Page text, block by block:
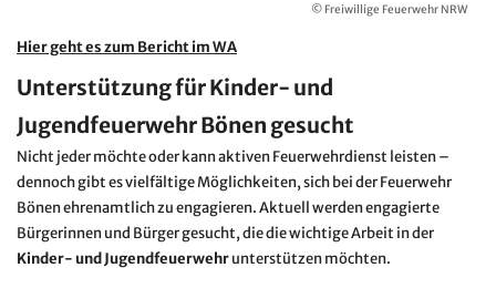
Hier geht es zum Bericht im WA
Unterstützung für Kinder- und
Jugendfeuerwehr Bönen gesucht
Nicht jeder möchte oder kann aktiven Feuerwehrdienst leisten –
dennoch gibt es vielfältige Möglichkeiten, sich bei der Feuerwehr
Bönen ehrenamtlich zu engagieren. Aktuell werden engagierte
Bürgerinnen und Bürger gesucht, die die wichtige Arbeit in der
Kinder- und Jugendfeuerwehrunterstützen möchten.
© Freiwillige Feuerwehr NRW